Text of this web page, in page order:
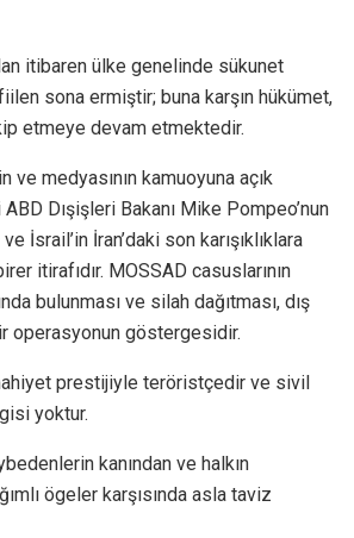
itibaren ülke genelinde sükunet
sona ermiştir; buna karşın hükümet,
etmeye devam etmektedir.
medyasının kamuoyuna açık
Dışişleri Bakanı Mike Pompeo’nun
İsrail’in İran’daki son karışıklıklara
itirafıdır. MOSSAD casuslarının
bulunması ve silah dağıtması, dış
operasyonun göstergesidir.
prestijiyle teröristçedir ve sivil
yoktur.
kanından ve halkın
ögeler karşısında asla taviz